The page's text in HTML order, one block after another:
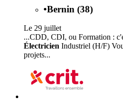
•Bernin (38)
Le 29 juillet
...CDD, CDI, ou Formation :
Électricien Industriel (H/F)
projets...